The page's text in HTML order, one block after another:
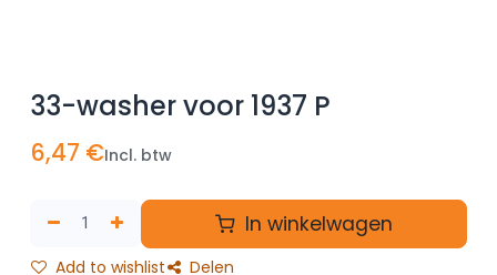
33-washer voor 1937 P
6,47 €Incl. btw
In winkelwagen
Add to wishlist Delen